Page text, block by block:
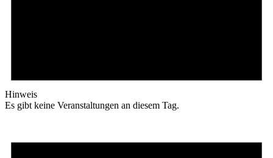
Hinweis
Es gibt keine Veranstaltungen an diesem Tag.